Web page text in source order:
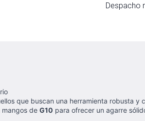
Despacho
que buscan una herramienta robusta
mangos de G10 para ofrecer un agarre